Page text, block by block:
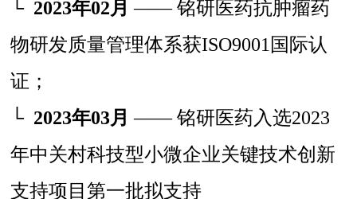
└ 2023年02月 —— 铭研医药抗肿瘤药
物研发质量管理体系获ISO9001国际认
证；
└ 2023年03月 —— 铭研医药入选2023
年中关村科技型小微企业关键技术创新
支持项目第一批拟支持